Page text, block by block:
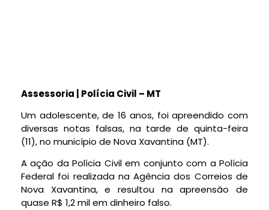
Assessoria | Polícia Civil – MT
Um adolescente, de 16 anos, foi apreendido com
diversas notas falsas, na tarde de quinta-feira
(11), no município de Nova Xavantina (MT).
A ação da Polícia Civil em conjunto com a Polícia
Federal foi realizada na Agência dos Correios de
Nova Xavantina, e resultou na apreensão de
quase R$ 1,2 mil em dinheiro falso.